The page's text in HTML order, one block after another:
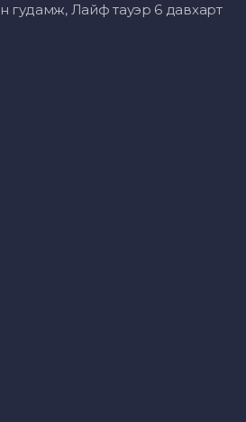
гудамж, Лайф тауэр 6 давхарт